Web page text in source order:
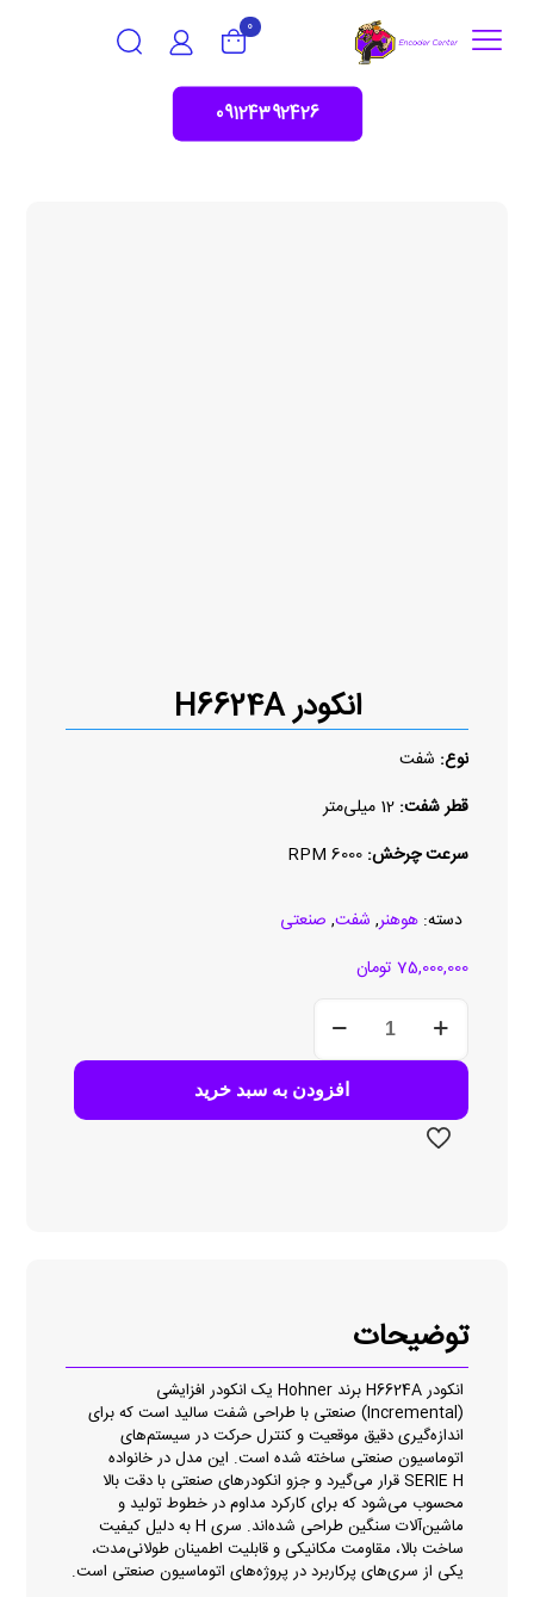
0
09124392426
انکودر H6624A
نوع: شفت
قطر شفت: 12 میلی‌متر
سرعت چرخش:6000 RPM
دسته:هوهنر, شفت, صنعتی
75,000,000 تومان
انکودر
H6624A
عدد
افزودن به سبد خرید
توضیحات
انکودر H6624A برند Hohner یک انکودر افزایشی
(Incremental) صنعتی با طراحی شفت سالید است که برای
اندازه‌گیری دقیق موقعیت و کنترل حرکت در سیستم‌های
اتوماسیون صنعتی ساخته شده است. این مدل در خانواده
SERIE H قرار می‌گیرد و جزو انکودرهای صنعتی با دقت بالا
محسوب می‌شود که برای کارکرد مداوم در خطوط تولید و
ماشین‌آلات سنگین طراحی شده‌اند. سری H به دلیل کیفیت
ساخت بالا، مقاومت مکانیکی و قابلیت اطمینان طولانی‌مدت،
یکی از سری‌های پرکاربرد در پروژه‌های اتوماسیون صنعتی است.